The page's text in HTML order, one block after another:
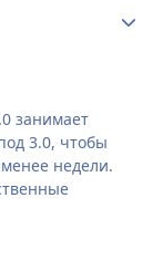
занимает
3.0, чтобы
недели.